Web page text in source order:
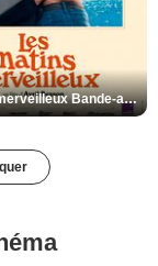
Les Matins merveilleux Bande-annonce VF